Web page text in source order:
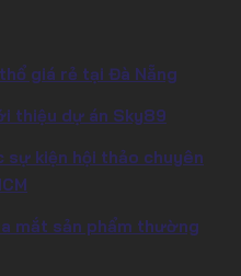
giá rẻ tại Đà Nẵng
thiệu dự án Sky89
kiện hội thảo chuyên
mắt sản phẩm thường